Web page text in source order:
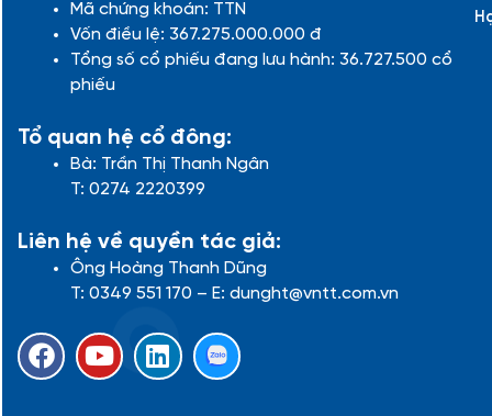
Mã chứng khoán: TTN
Vốn điều lệ: 367.275.000.000 đ
Tổng số cổ phiếu đang lưu hành: 36.727.500 cổ
phiếu
Tổ quan hệ cổ đông:
Bà: Trần Thị Thanh Ngân
T: 0274 2220399
Liên hệ về quyền tác giả:
Ông Hoàng Thanh Dũng
T: 0349 551 170 – E: dunght@vntt.com.vn
F
a
Y
o
L
i